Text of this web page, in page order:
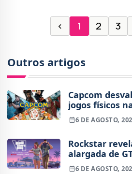
‹ 1 2 3
Outros artigos
Capcom
jogos físicos
6 DE AGOSTO,
Rockstar
alargada de
agosto
6 DE AGOSTO,